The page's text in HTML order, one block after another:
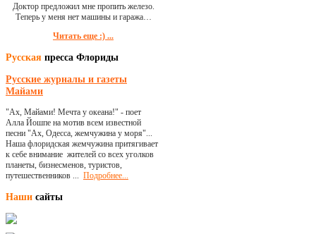
Доктор предложил мне пропить железо.
Теперь у меня нет машины и гаража…
Читать еще :) ...
Русская пресса Флориды
Русские журналы и газеты
Майами
"Ах, Майами! Мечта у океана!" - поет
Алла Йошпе на мотив всем известной
песни "Ах, Одесса, жемчужина у моря"...
Наша флоридская жемчужина притягивает
к себе внимание жителей со всех уголков
планеты, бизнесменов, туристов,
путешественников ... Подробнее...
Наши сайты